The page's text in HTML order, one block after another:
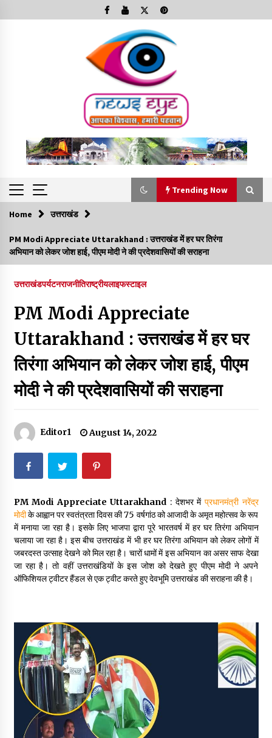
to
Trending Now
Trending Now
Minorities Rights Day : विश्व अल्पसंख्यक अधिकार दिवस
कार्यक्रम में शामिल हुए सीएम,आधुनिक मदरसों का नाम अब्दुल कलाम के नाम
December 18, 2023
Thought Of The Day 7 September
September 7, 2023
Thought Of The Day 6 September
September 6, 2023
May 18, 2022
Thought Of The Day 17 May
Thought Of The Day 16 May
May 16, 2022
Thought Of The Day 13 May
May 13, 2022
Thought Of The Day 12 May
May 12, 2022
Home उत्तराखंड
PM Modi Appreciate Uttarakhand : उत्तराखंड में हर घर तिरंगा
अभियान को लेकर जोश हाई, पीएम मोदी ने की प्रदेशवासियों की सराहना
उत्तराखंडपर्यटनराजनीतिराष्ट्रीयलाइफस्टाइल
PM Modi Appreciate
Uttarakhand : उत्तराखंड में हर घर
तिरंगा अभियान को लेकर जोश हाई, पीएम
मोदी ने की प्रदेशवासियों की सराहना
Editor1 August 14, 2022
PM Modi Appreciate Uttarakhand : देशभर में प्रधानमंत्री नरेंद्र
मोदीके आह्वान पर स्वतंत्रता दिवस की 75 वर्षगांठ को आजादी के अमृत महोत्सव के रूप
में मनाया जा रहा है। इसके लिए भाजपा द्वारा पूरे भारतवर्ष में हर घर तिरंगा अभियान
चलाया जा रहा है। इस बीच उत्तराखंड में भी हर घर तिरंगा अभियान को लेकर लोगों में
जबरदस्त उत्साह देखने को मिल रहा है। चारों धामों में इस अभियान का असर साफ देखा
जा रहा है। तो वहीं उत्तराखंडियों के इस जोश को देखते हुए पीएम मोदी ने अपने
ऑफिशियल ट्वीटर हैंडल से एक ट्वीट करते हुए देवभूमि उत्तराखंड की सराहना की है।